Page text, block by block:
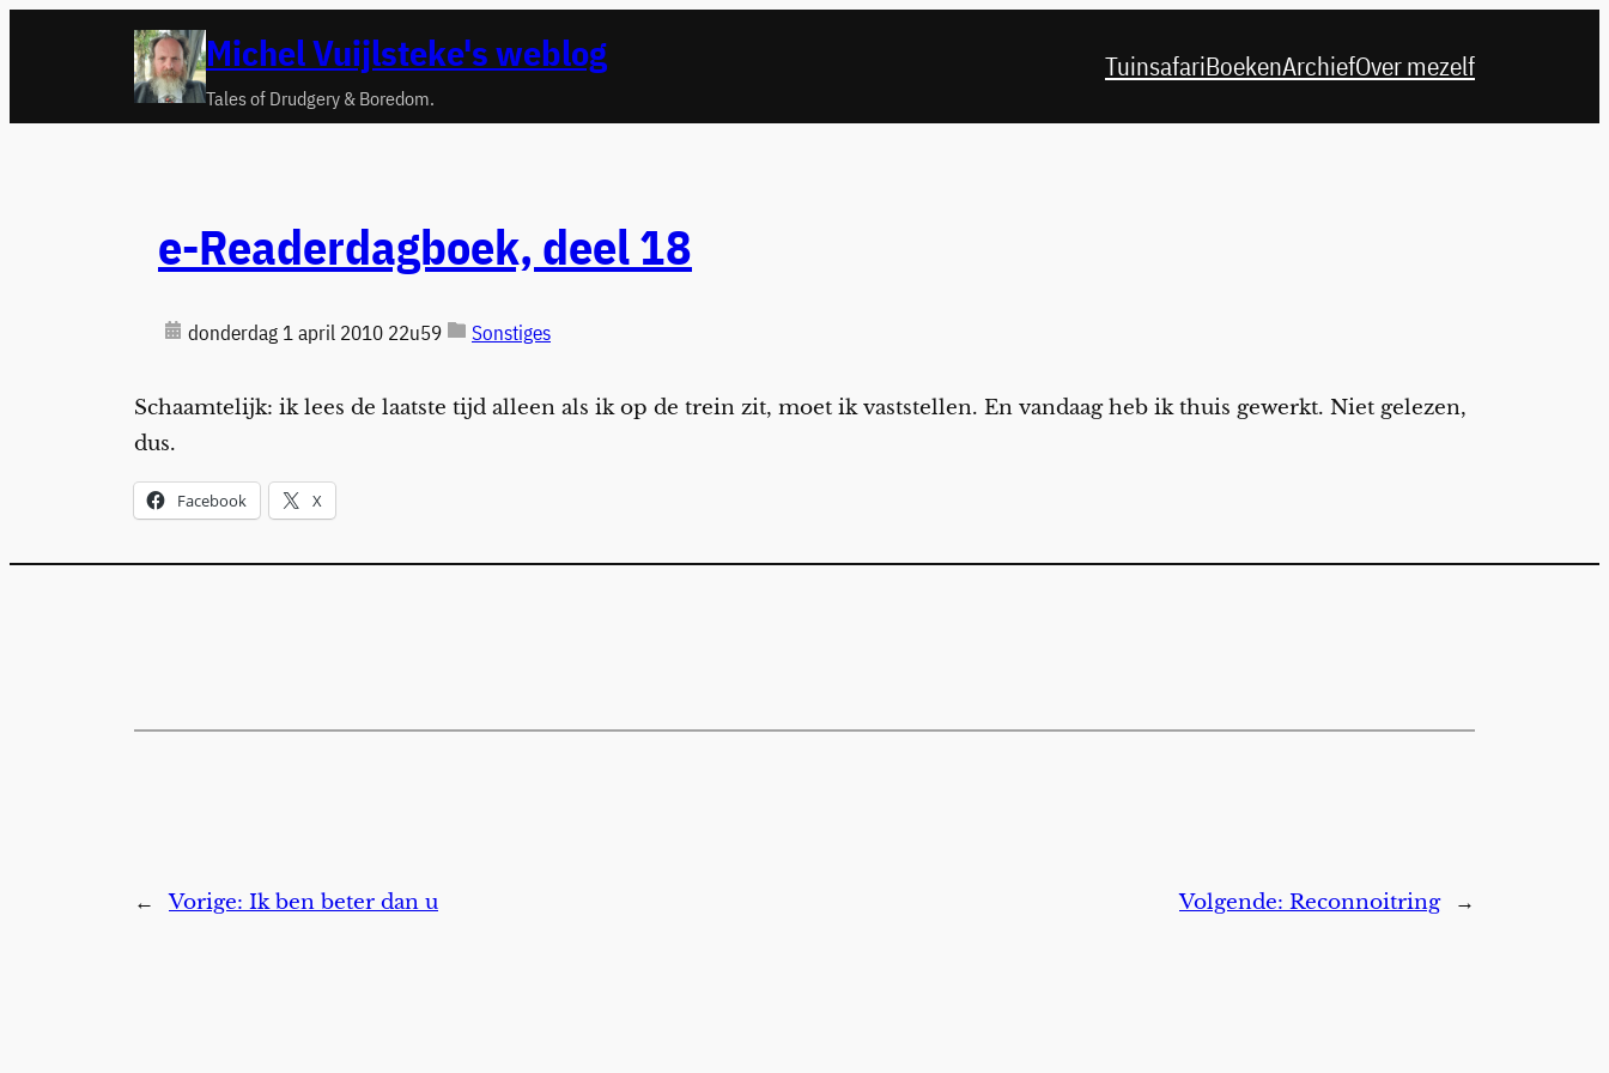
Michel Vuijlsteke's weblog
Tales of Drudgery & Boredom.
TuinsafariBoekenArchiefOver mezelf
e-Readerdagboek, deel 18
donderdag 1 april 2010 22u59 Sonstiges
Schaamtelijk: ik lees de laatste tijd alleen als ik op de trein zit, moet ik vaststellen. En vandaag heb ik thuis gewerkt. Niet gelezen,
dus.
Facebook X
← Vorige: Ik ben beter dan u Volgende: Reconnoitring →